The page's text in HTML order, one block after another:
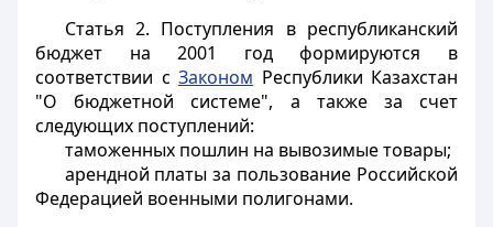
Статья 2. Поступления в республиканский
бюджет на 2001 год формируются в
соответствии с Законом Республики Казахстан
"О бюджетной системе", а также за счет
следующих поступлений:
таможенных пошлин на вывозимые товары;
арендной платы за пользование Российской
Федерацией военными полигонами.